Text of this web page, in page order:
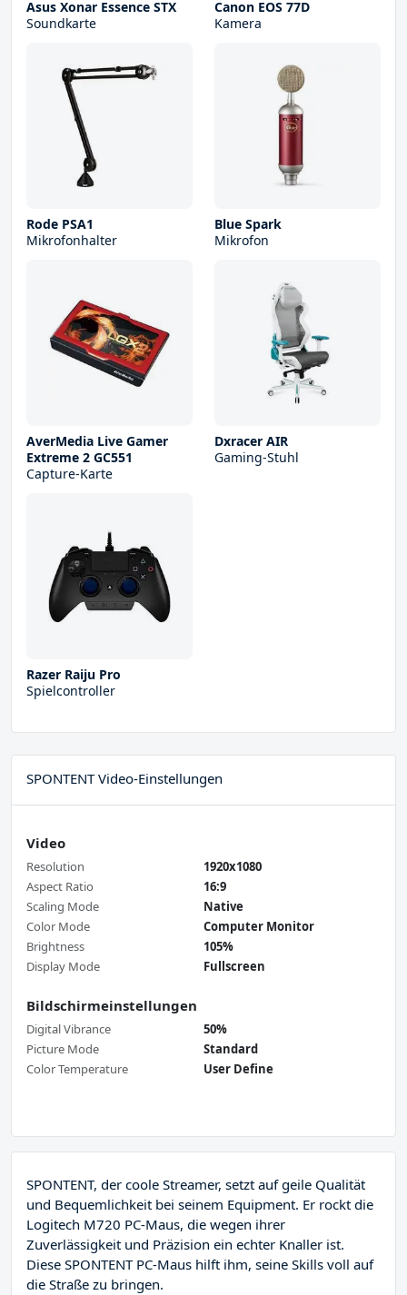
Asus Xonar Essence STX
Soundkarte
Canon EOS 77D
Kamera
Rode PSA1
Mikrofonhalter
Blue Spark
Mikrofon
AverMedia Live Gamer
Extreme 2 GC551
Capture-Karte
Dxracer AIR
Gaming-Stuhl
Razer Raiju Pro
Spielcontroller
SPONTENT Video-Einstellungen
Video
Resolution
1920x1080
Aspect Ratio
16:9
Scaling Mode
Native
Color Mode
Computer Monitor
Brightness
105%
Display Mode
Fullscreen
Bildschirmeinstellungen
Digital Vibrance
50%
Picture Mode
Standard
Color Temperature
User Define
SPONTENT, der coole Streamer, setzt auf geile Qualität
und Bequemlichkeit bei seinem Equipment. Er rockt die
Logitech M720 PC-Maus, die wegen ihrer
Zuverlässigkeit und Präzision ein echter Knaller ist.
Diese SPONTENT PC-Maus hilft ihm, seine Skills voll auf
die Straße zu bringen.